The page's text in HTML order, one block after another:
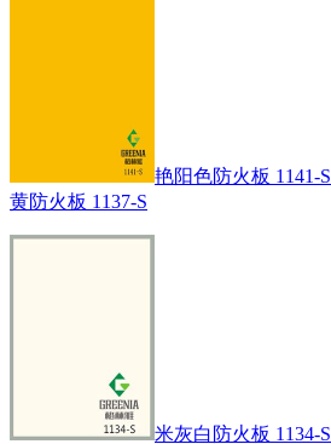
艳阳色防火板 1141-S
黄防火板 1137-S
米灰白防火板 1134-S